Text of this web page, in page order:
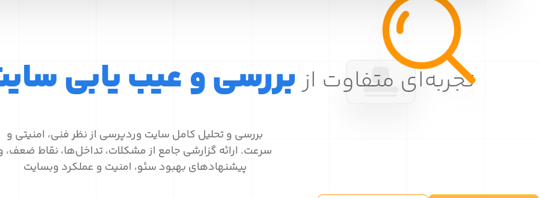
تجربه‌ای متفاوت ازبررسی و عیب یابی
بررسی و تحلیل کامل سایت وردپرسی از نظر فنی، امنیتی و
سرعت. ارائه گزارشی جامع از مشکلات، تداخل‌ها، نقاط ضعف،
پیشنهادهای بهبود سئو، امنیت و عملکرد وبسایت